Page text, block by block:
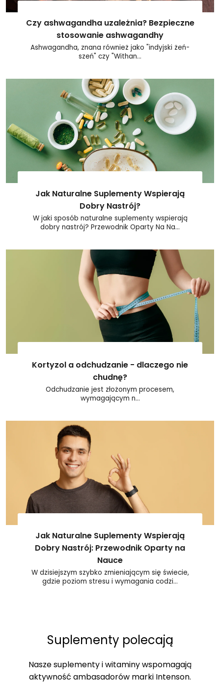
Czy ashwagandha uzależnia? Bezpieczne
stosowanie ashwagandhy
Ashwagandha, znana również jako "indyjski żeń-
szeń" czy "Withan...
Jak Naturalne Suplementy Wspierają
Dobry Nastrój?
W jaki sposób naturalne suplementy wspierają
dobry nastrój? Przewodnik Oparty Na Na...
Kortyzol a odchudzanie - dlaczego nie
chudnę?
Odchudzanie jest złożonym procesem,
wymagającym n...
Jak Naturalne Suplementy Wspierają
Dobry Nastrój: Przewodnik Oparty na
Nauce
W dzisiejszym szybko zmieniającym się świecie,
gdzie poziom stresu i wymagania codzi...
Suplementy polecają
Nasze suplementy i witaminy wspomagają
aktywność ambasadorów marki Intenson.